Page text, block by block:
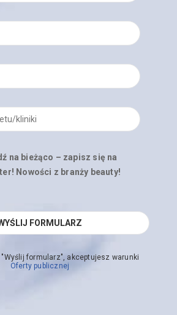
na bieżąco – zapisz się na
Nowości z branży beauty!
formularz", akceptujesz warunki
Oferty publicznej